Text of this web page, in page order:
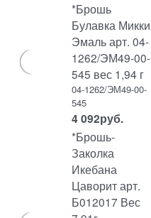
*Брошь
Булавка Микки
Эмаль арт. 04-
1262/ЭМ49-00-
545 вес 1,94 г
04-1262/ЭМ49-00-
545
4 092руб.
*Брошь-
Заколка
Икебана
Цаворит арт.
Б012017 Вес